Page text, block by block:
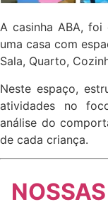
A casinha ABA,
uma casa com
Sala, Quarto,
Neste espaço,
atividades no
análise do
de cada criança.